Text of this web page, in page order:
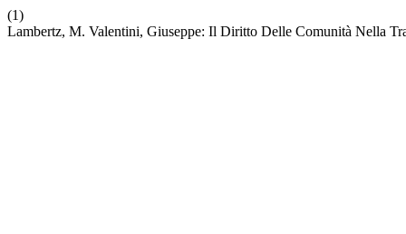
(1)
Lambertz, M. Valentini, Giuseppe: Il Diritto Delle Comunità Nella